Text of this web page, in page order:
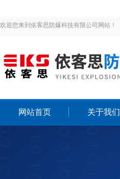
欢迎您来到依客思防爆科技有限公司网站！
网站首页 关于我们